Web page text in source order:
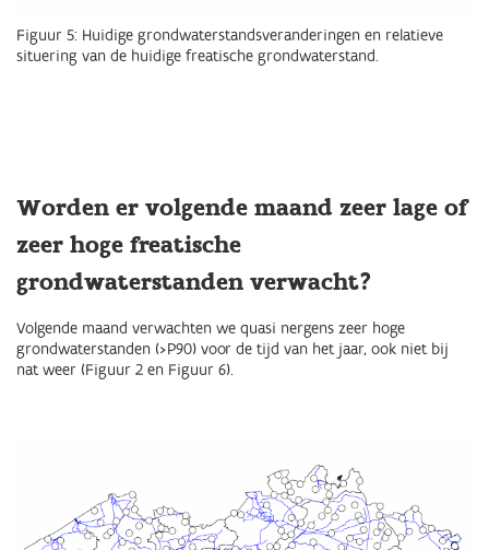
Figuur 5: Huidige grondwaterstandsveranderingen en relatieve
situering van de huidige freatische grondwaterstand.
Worden er volgende maand zeer lage of
zeer hoge freatische
grondwaterstanden verwacht?
Volgende maand verwachten we quasi nergens zeer hoge
grondwaterstanden (>P90) voor de tijd van het jaar, ook niet bij
nat weer (Figuur 2 en Figuur 6).